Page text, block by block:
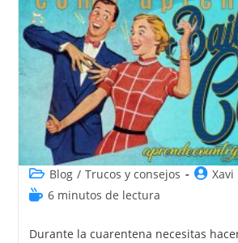
Blog / Trucos y consejos
Xavi
6 minutos de lectura
Durante la cuarentena necesitas